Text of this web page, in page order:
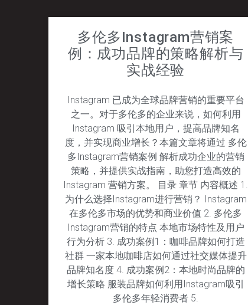
多伦多Instagram营销案
例：成功品牌的策略解析与
实战经验
Instagram 已成为全球品牌营销的重要平台
之一。对于多伦多的企业来说，如何利用
Instagram 吸引本地用户，提高品牌知名
度，并实现商业增长？本篇文章将通过 多伦
多Instagram营销案例 解析成功企业的营销
策略，并提供实战指南，助您打造高效的
Instagram 营销方案。 目录 章节 内容概述 1.
为什么选择Instagram进行营销？ Instagram
在多伦多市场的优势和商业价值 2. 多伦多
Instagram营销的特点 本地市场特性及用户
行为分析 3. 成功案例1：咖啡品牌如何打造
社群 一家本地咖啡店如何通过社交媒体提升
品牌知名度 4. 成功案例2：本地时尚品牌的
增长策略 服装品牌如何利用Instagram吸引
多伦多年轻消费者 5.